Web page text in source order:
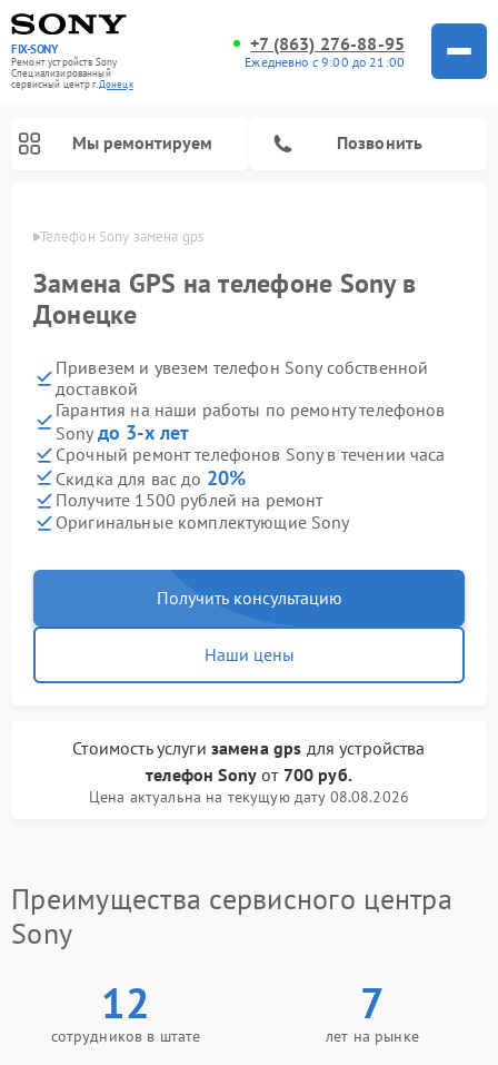
FIX-SONY
Ремонт устройств Sony
Специализированный
cервисный центр г. Донецк
+7 (863) 276-88-95
Ежедневно с 9:00 до 21:00
Мы ремонтируем Позвонить
Телефон Sony замена gps
Замена GPS на телефоне Sony в
Донецке
Привезем и увезем телефон Sony собственной
доставкой
Гарантия на наши работы по ремонту телефонов
Sony до 3-х лет
Срочный ремонт телефонов Sony в течении часа
Скидка для вас до 20%
Получите 1500 рублей на ремонт
Оригинальные комплектующие Sony
Получить консультацию
Наши цены
Стоимость услуги замена gps для устройства
телефон Sony от 700 руб.
Цена актуальна на текущую дату 08.08.2026
Преимущества сервисного центра
Sony
12
сотрудников в штате
7
лет на рынке